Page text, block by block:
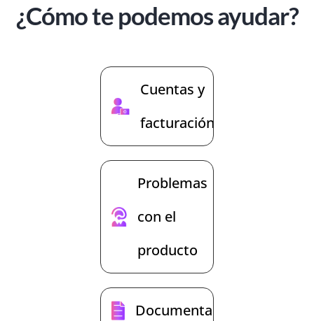
¿Cómo te podemos ayudar?
Cuentas y
facturación
Problemas
con el
producto
Documentación